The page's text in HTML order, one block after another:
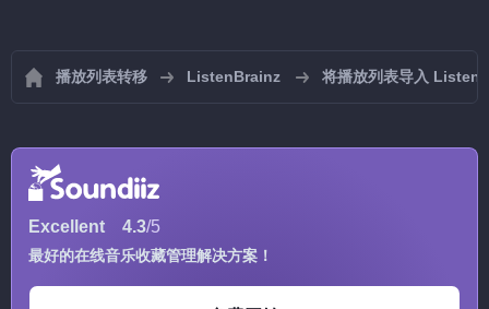
播放列表转移 ListenBrainz 将播放列表导入
Excellent 4.3/5
最好的在线音乐收藏管理解决方案！